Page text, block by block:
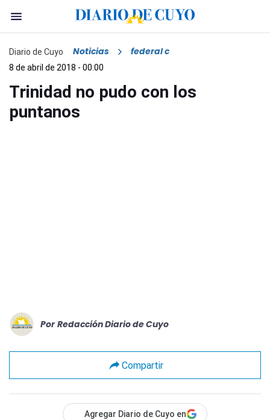
Diario de Cuyo Noticias federal c
8 de abril de 2018 - 00:00
Trinidad no pudo con los
puntanos
Por Redacción Diario de Cuyo
Compartir
Agregar Diario de Cuyo en